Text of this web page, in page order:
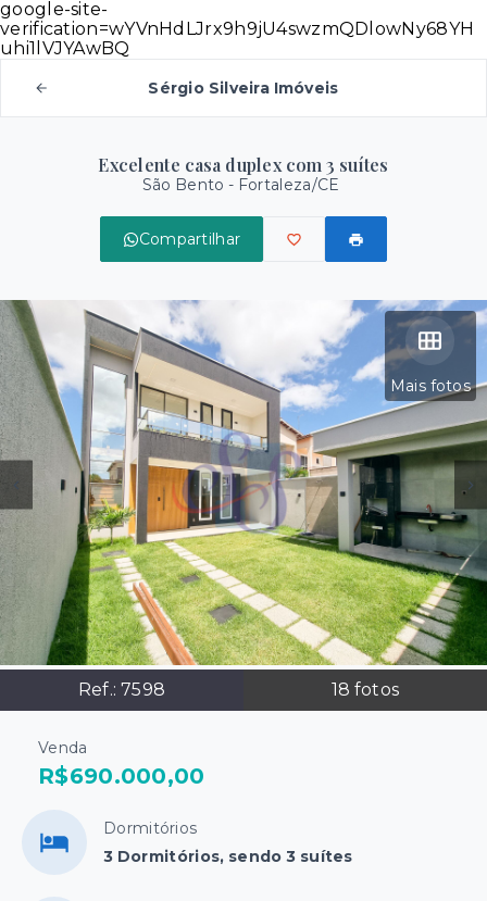
google-site-
verification=wYVnHdLJrx9h9jU4swzmQDlowNy68YH
uhi1lVJYAwBQ
Sérgio Silveira Imóveis
Excelente casa duplex com 3 suítes
São Bento - Fortaleza/CE
Compartilhar
Mais fotos
Ref.: 7598 18 fotos
Venda
R$690.000,00
Dormitórios
3 Dormitórios, sendo 3 suítes